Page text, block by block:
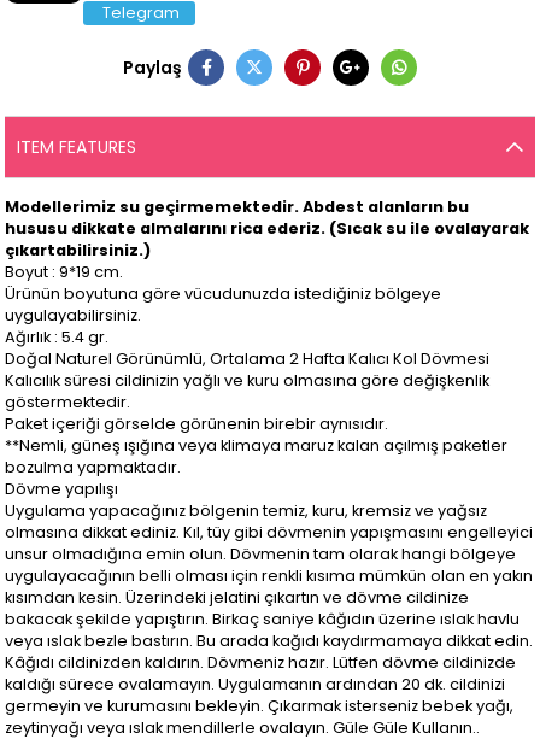
Telegram
Paylaş
ITEM FEATURES
Modellerimiz su geçirmemektedir. Abdest alanların bu
hususu dikkate almalarını rica ederiz. (Sıcak su ile ovalayarak
çıkartabilirsiniz.)
Boyut : 9*19 cm.
Ürünün boyutuna göre vücudunuzda istediğiniz bölgeye
uygulayabilirsiniz.
Ağırlık : 5.4 gr.
Doğal Naturel Görünümlü, Ortalama 2 Hafta Kalıcı Kol Dövmesi
Kalıcılık süresi cildinizin yağlı ve kuru olmasına göre değişkenlik
göstermektedir.
Paket içeriği görselde görünenin birebir aynısıdır.
**Nemli, güneş ışığına veya klimaya maruz kalan açılmış paketler
bozulma yapmaktadır.
Dövme yapılışı
Uygulama yapacağınız bölgenin temiz, kuru, kremsiz ve yağsız
olmasına dikkat ediniz. Kıl, tüy gibi dövmenin yapışmasını engelleyici
unsur olmadığına emin olun. Dövmenin tam olarak hangi bölgeye
uygulayacağının belli olması için renkli kısıma mümkün olan en yakın
kısımdan kesin. Üzerindeki jelatini çıkartın ve dövme cildinize
bakacak şekilde yapıştırın. Birkaç saniye kâğıdın üzerine ıslak havlu
veya ıslak bezle bastırın. Bu arada kağıdı kaydırmamaya dikkat edin.
Kâğıdı cildinizden kaldırın. Dövmeniz hazır. Lütfen dövme cildinizde
kaldığı sürece ovalamayın. Uygulamanın ardından 20 dk. cildinizi
germeyin ve kurumasını bekleyin. Çıkarmak isterseniz bebek yağı,
zeytinyağı veya ıslak mendillerle ovalayın. Güle Güle Kullanın..